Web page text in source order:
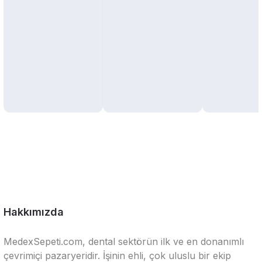
Hakkımızda
MedexSepeti.com, dental sektörün ilk ve en donanımlı
çevrimiçi pazaryeridir. İşinin ehli, çok uluslu bir ekip